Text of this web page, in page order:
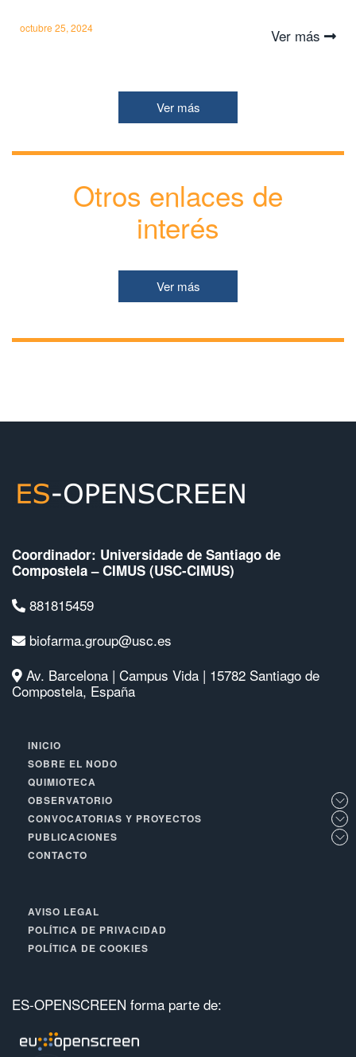
octubre 25, 2024 Ver más
Ver más
Otros enlaces de
interés
Ver más
Coordinador: Universidade de Santiago de
Compostela – CIMUS (USC-CIMUS)
881815459
biofarma.group@usc.es
Av. Barcelona | Campus Vida | 15782 Santiago de
Compostela, España
INICIO
SOBRE EL NODO
QUIMIOTECA
OBSERVATORIO
CONVOCATORIAS Y PROYECTOS
PUBLICACIONES
CONTACTO
AVISO LEGAL
POLÍTICA DE PRIVACIDAD
POLÍTICA DE COOKIES
ES-OPENSCREEN forma parte de: